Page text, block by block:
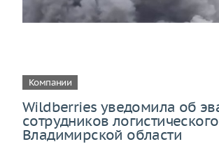
Компании
Wildberries уведомила об
сотрудников
Владимирской области